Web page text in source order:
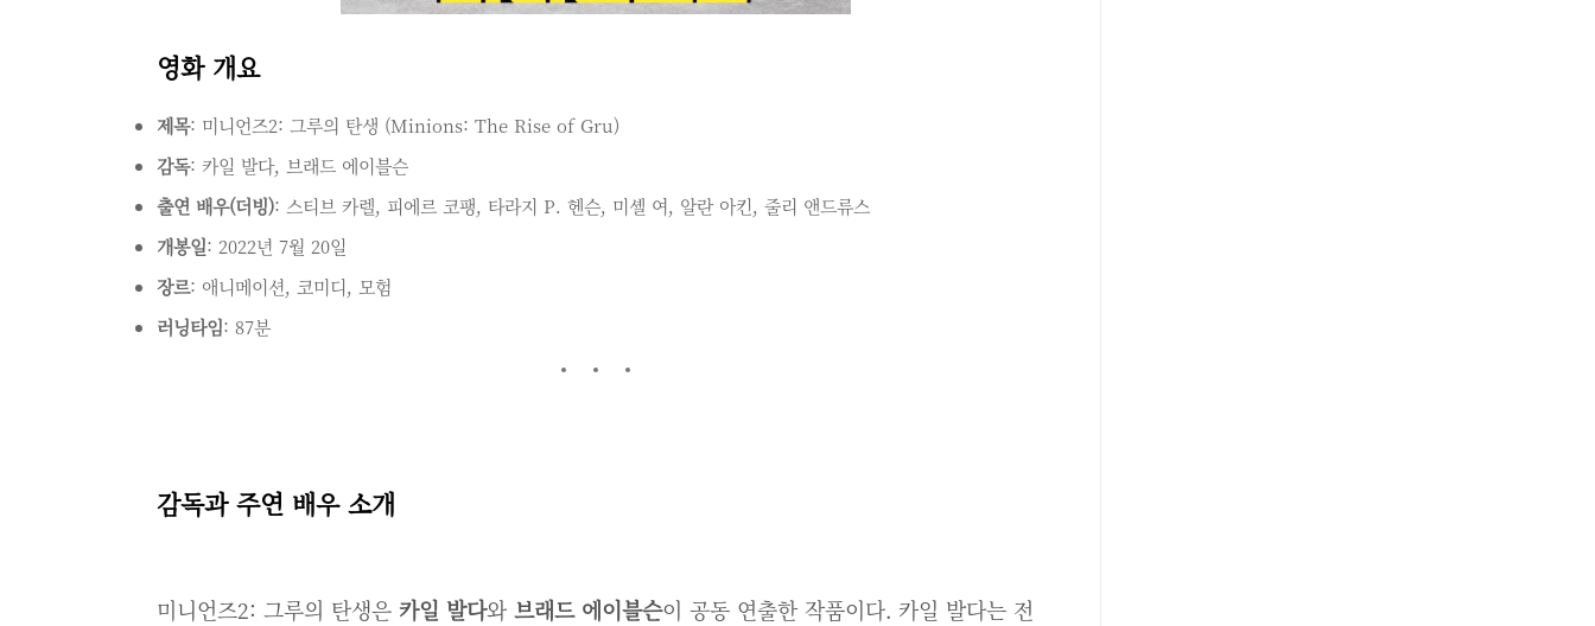
영화 개요
제목: 미니언즈2: 그루의 탄생 (Minions: The Rise of Gru)
감독: 카일 발다, 브래드 에이블슨
출연 배우(더빙): 스티브 카렐, 피에르 코팽, 타라지 P. 헨슨, 미셸 여, 알란 아킨, 줄리 앤드류스
개봉일: 2022년 7월 20일
장르: 애니메이션, 코미디, 모험
러닝타임: 87분
감독과 주연 배우 소개
미니언즈2: 그루의 탄생은 카일 발다와 브래드 에이블슨이 공동 연출한 작품이다. 카일 발다는 전